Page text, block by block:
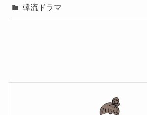
韓流ドラマ